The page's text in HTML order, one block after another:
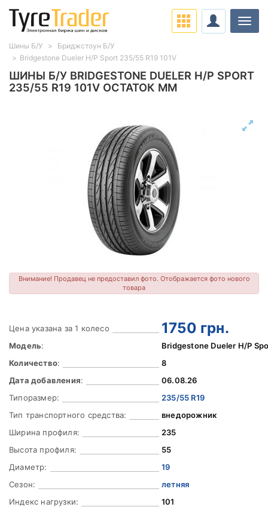
ШИНЫ Б/У BRIDGESTONE DUELER H/P SPORT
235/55 R19 101V ОСТАТОК ММ
Внимание! Продавец не предоставил фото. Отображается фото нового
товара
Цена указана за 1 колесо 1750 грн.
Модель:
Bridgestone Dueler H/P
Количество:
8
Дата добавления:
06.08.26
Типоразмер:
235/55 R19
Тип транспортного средства:
внедорожник
Ширина профиля:
235
Высота профиля:
55
Диаметр:
19
Сезон:
летняя
Индекс нагрузки:
101
Шины Б/У
Бриджстоун Б/У
Bridgestone Dueler H/P Sport 235/55 R19 101V